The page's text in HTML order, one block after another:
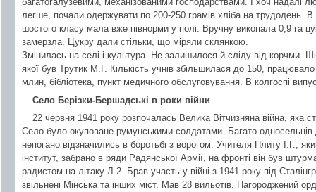
легше, почали одержувати по 200-250 грамів хліба на трудодень.
шостого класу мала вже півнорми у полі. Вручну викопала 0,9 га
замерзла. Цукру дали стільки, що міряли склянкою.
Змінилась на селі і культура. Не залишилося й сліду від корчми.
якої був Трутик М.Г. Кількість учнів збільшилася до 150,
млин, бібліотека, пункт медичного обслуговування. В колгоспі
Село Берізки-Бершадські в роки війни
22 червня 1941 року розпочалась Велика Вітчизняна війна, яка
Село було окуповане румунськими солдатами. Багато
непогано відзначились в боротьбі з ворогом. Учителя Плиту І.Г.,
інститут, забрано в ряди Радянської Армії, на фронті він був
радистом на літаку Л-2. Брав участь у війні з 1941 року під
звільнені Мінська та інших міст. Мав 28 вильотів. Нагороджений